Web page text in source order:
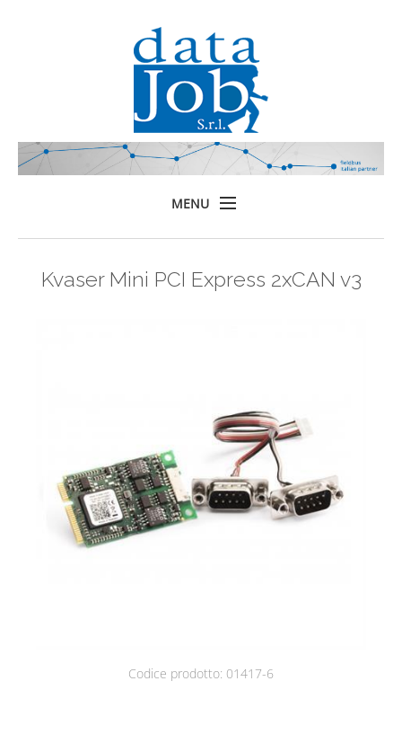
MENU
Prodotti
Kvaser Mini PCI Express 2xCAN v3
Codice prodotto: 01417-6